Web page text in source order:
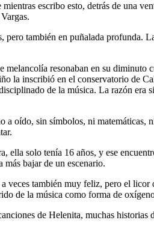
escribo esto, detrás de una
también en puñalada profunda.
resonaban en su
la inscribió en el conservatorio de
de la música. La razón
oído, sin símbolos, ni
solo tenía 16 años, y ese
bajar de un escenario.
también muy feliz, pero el licor
de la música como forma de
de Helenita, muchas